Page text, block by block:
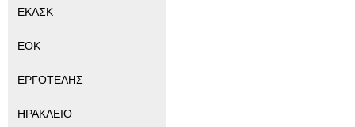
ΕΚΑΣΚ
ΕΟΚ
ΕΡΓΟΤΕΛΗΣ
ΗΡΑΚΛΕΙΟ